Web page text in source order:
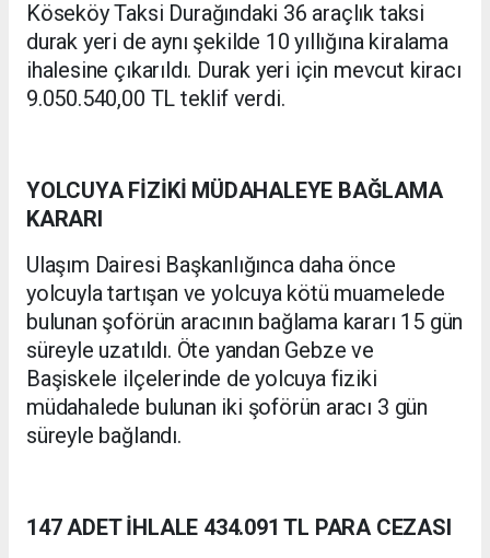
Köseköy Taksi Durağındaki 36 araçlık taksi
durak yeri de aynı şekilde 10 yıllığına kiralama
ihalesine çıkarıldı. Durak yeri için mevcut kiracı
9.050.540,00 TL teklif verdi.
YOLCUYA FİZİKİ MÜDAHALEYE BAĞLAMA
KARARI
Ulaşım Dairesi Başkanlığınca daha önce
yolcuyla tartışan ve yolcuya kötü muamelede
bulunan şoförün aracının bağlama kararı 15 gün
süreyle uzatıldı. Öte yandan Gebze ve
Başiskele ilçelerinde de yolcuya fiziki
müdahalede bulunan iki şoförün aracı 3 gün
süreyle bağlandı.
147 ADET İHLALE 434.091 TL PARA CEZASI